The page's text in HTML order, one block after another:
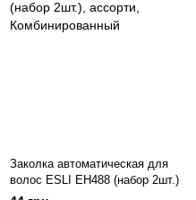
Заколка автоматическая для
волос ESLI EH488 (набор 2шт.)